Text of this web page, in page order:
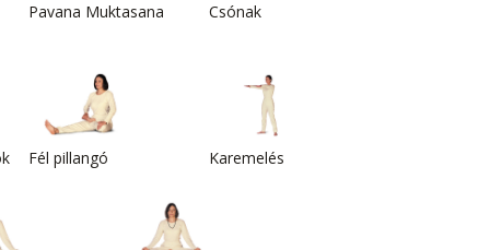
Pavana Muktasana Csónak
Fél pillangó Karemelés